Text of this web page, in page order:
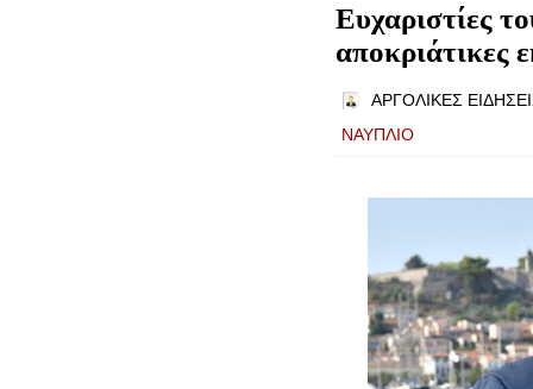
Ευχαριστίες
αποκριάτικες
ΑΡΓΟΛΙΚΕΣ
ΝΑΥΠΛΙΟ